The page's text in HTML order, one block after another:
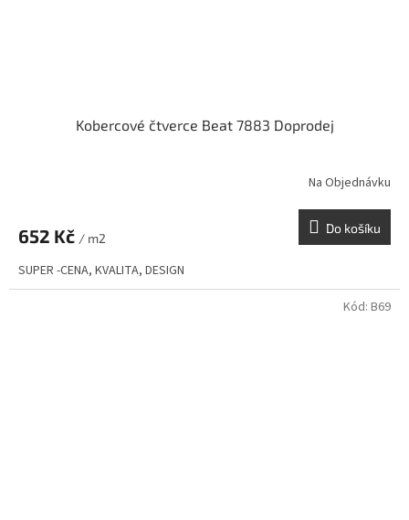
Kobercové čtverce Beat 7883 Doprodej
Na Objednávku
652 Kč / m2
Do košíku
SUPER -CENA, KVALITA, DESIGN
Kód: B69